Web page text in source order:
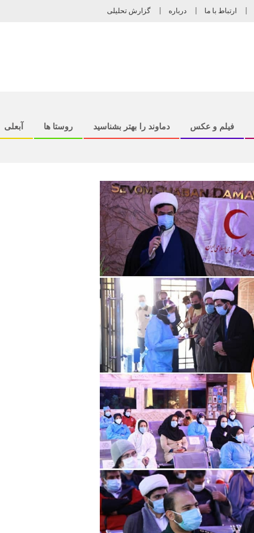
ارتباط با ما درباره گزارش تحلیلی
آبعلی روستا ها دماوند را بهتر بشناسید فیلم و عکس